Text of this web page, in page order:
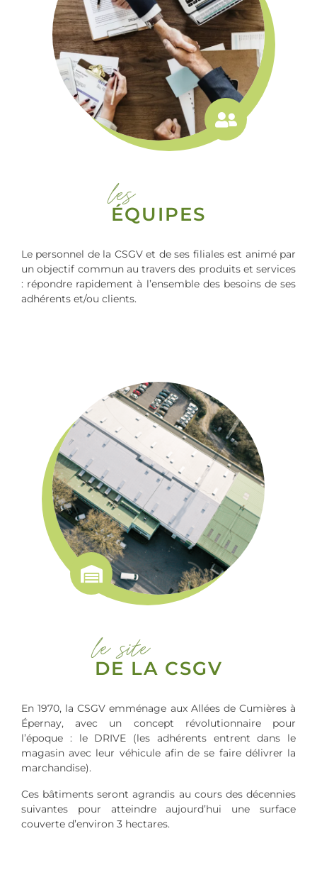
les
ÉQUIPES
Le personnel de la CSGV et de ses filiales est animé par
un objectif commun au travers des produits et services
: répondre rapidement à l’ensemble des besoins de ses
adhérents et/ou clients.
le site
DE LA CSGV
En 1970, la CSGV emménage aux Allées de Cumières à
Épernay, avec un concept révolutionnaire pour
l’époque : le DRIVE (les adhérents entrent dans le
magasin avec leur véhicule afin de se faire délivrer la
marchandise).
Ces bâtiments seront agrandis au cours des décennies
suivantes pour atteindre aujourd’hui une surface
couverte d’environ 3 hectares.